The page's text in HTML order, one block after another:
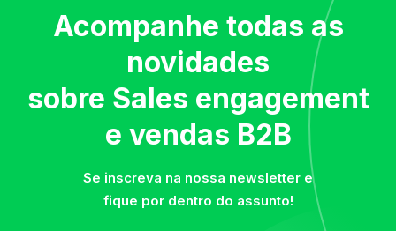
Acompanhe todas as
novidades
sobre Sales engagement
e vendas B2B
Se inscreva na nossa newsletter e
fique por dentro do assunto!